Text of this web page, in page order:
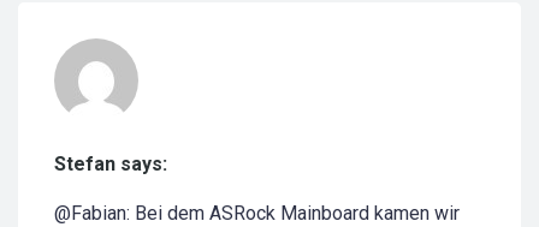
Stefan says:
@Fabian: Bei dem ASRock Mainboard kamen wir